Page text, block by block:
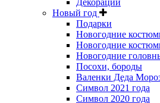
Новый год
Подарки
Новогодние
Новогодние
Новогодние
Посохи, бороды
Валенки Деда
Символ 2021 года
Символ 2020 года